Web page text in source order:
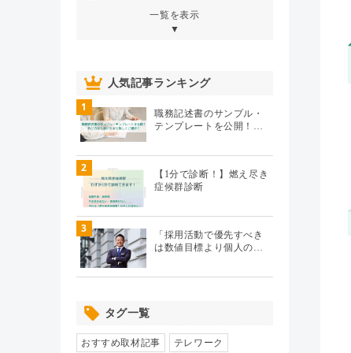
一覧を表示
▼
人材育成・開発・研修 （106）
エンゲージメント（104）
パフォーマンス管理（112）
HR駆け込み寺
人気記事ランキング
1
職務記述書のサンプル・
テンプレートを公開！…
2
【1分で診断！】燃え尽き
症候群診断
3
「採用活動で優先すべき
は数値目標より個人の…
タグ一覧
おすすめ取材記事 テレワーク